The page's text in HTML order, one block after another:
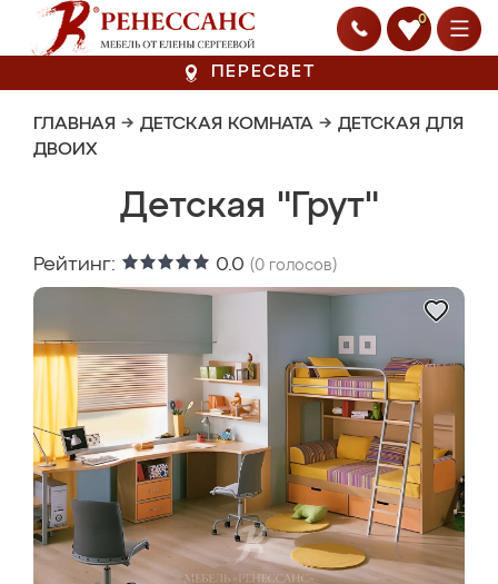
0
ПЕРЕСВЕТ
ГЛАВНАЯ → ДЕТСКАЯ КОМНАТА → ДЕТСКАЯ ДЛЯ
ДВОИХ
Детская "Грут"
Рейтинг: 0.0 (0 голосов)